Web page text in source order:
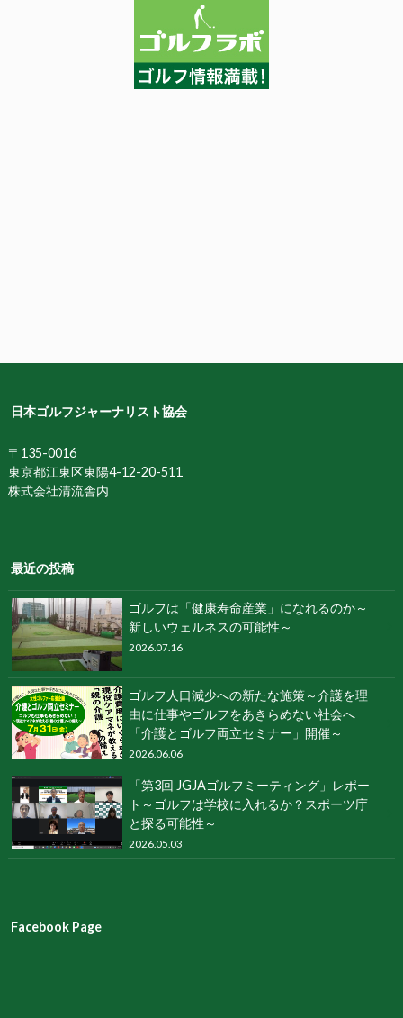
日本ゴルフジャーナリスト協会
〒135-0016
東京都江東区東陽4-12-20-511
株式会社清流舎内
最近の投稿
ゴルフは「健康寿命産業」になれるのか～
新しいウェルネスの可能性～
2026.07.16
ゴルフ人口減少への新たな施策～介護を理
由に仕事やゴルフをあきらめない社会へ
「介護とゴルフ両立セミナー」開催～
2026.06.06
「第3回 JGJAゴルフミーティング」レポー
ト～ゴルフは学校に入れるか？スポーツ庁
と探る可能性～
2026.05.03
Facebook Page